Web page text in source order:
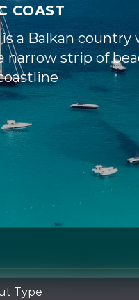
COAST
a Balkan
narrow strip of
yacht